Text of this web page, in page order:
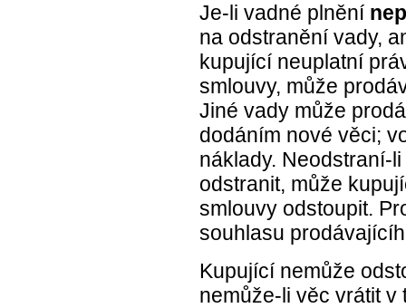
Je-li vadné plnění
na odstranění vady,
kupující neuplatní
smlouvy, může
Jiné vady může
dodáním nové věci;
náklady. Neodstraní-
odstranit, může
smlouvy odstoupit.
souhlasu
Kupující nemůže
nemůže-li věc vrátit v